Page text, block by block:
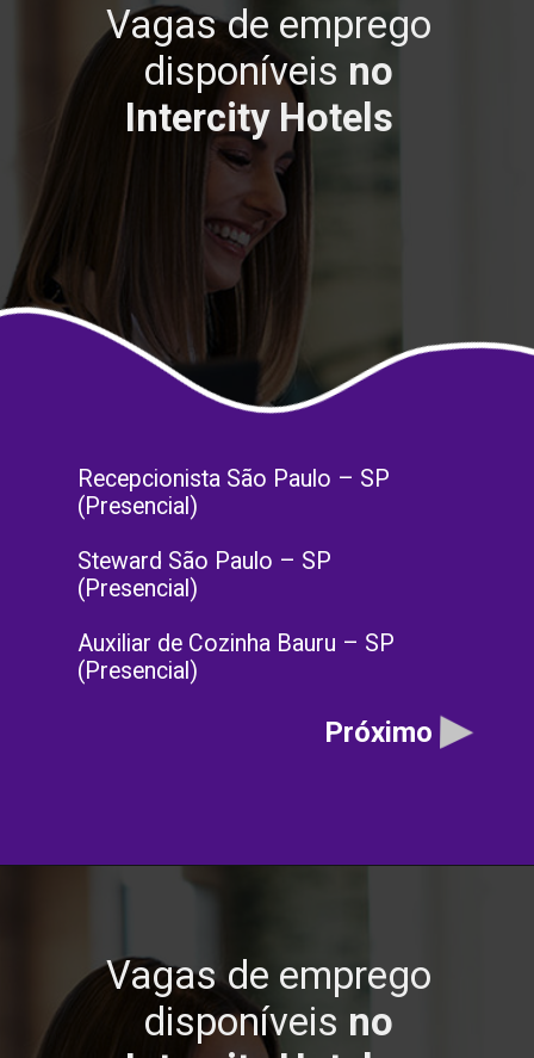
Recepcionista São Paulo – SP
(Presencial)
Steward São Paulo – SP
(Presencial)
Auxiliar de Cozinha Bauru – SP
(Presencial)
Vagas de emprego
disponíveis no
Intercity Hotels
Próximo
Vagas de emprego
disponíveis no